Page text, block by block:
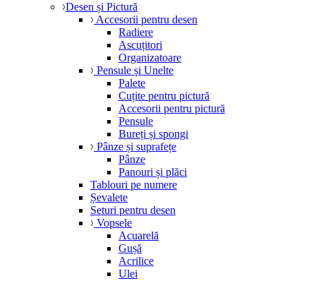
Desen și Pictură
Accesorii pentru desen
Radiere
Ascuțitori
Organizatoare
Pensule și Unelte
Palete
Cuțite pentru pictură
Accesorii pentru pictură
Pensule
Bureți și spongi
Pânze și suprafețe
Pânze
Panouri și plăci
Tablouri pe numere
Șevalete
Seturi pentru desen
Vopsele
Acuarelă
Gușă
Acrilice
Ulei